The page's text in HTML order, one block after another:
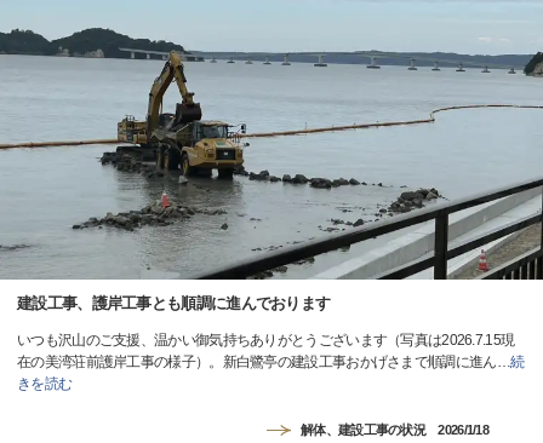
建設工事、護岸工事とも順調に進んでおります
いつも沢山のご支援、温かい御気持ちありがとうございます（写真は2026.7.15現
在の美湾荘前護岸工事の様子）。新白鷺亭の建設工事おかげさまで順調に進ん…続
きを読む
解体、建設工事の状況 2026/1/18